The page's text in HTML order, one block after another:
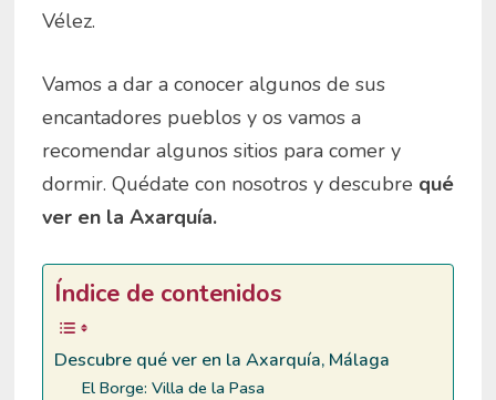
Vélez.
Vamos a dar a conocer algunos de sus
encantadores pueblos y os vamos a
recomendar algunos sitios para comer y
dormir. Quédate con nosotros y descubre qué
ver en la Axarquía.
Índice de contenidos
Descubre qué ver en la Axarquía, Málaga
El Borge: Villa de la Pasa